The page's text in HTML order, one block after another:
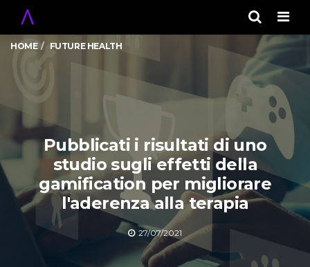
HOME FUTURE HEALTH
Pubblicati i risultati di uno
studio sugli effetti della
gamification per migliorare
l'aderenza alla terapia
27/07/2021